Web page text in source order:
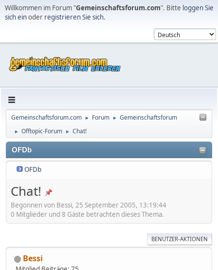
Willkommen im Forum "Gemeinschaftsforum.com". Bitte loggen Sie
sich einoder registrieren Sie sich.
Gemeinschaftsforum.com ► Forum ► Gemeinschaftsforum
► Offtopic-Forum ► Chat!
OFDb
OFDb
Chat!
Begonnen von Bessi, 25 September 2005, 13:19:44
0 Mitglieder und 8 Gäste betrachten dieses Thema.
BENUTZER-AKTIONEN
Bessi